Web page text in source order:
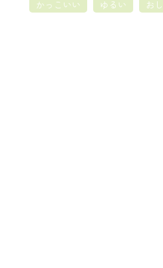
かっこいい
ゆるい お